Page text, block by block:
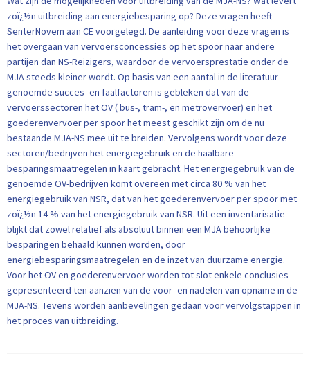
zoï¿½n uitbreiding aan energiebesparing op? Deze vragen heeft
SenterNovem aan CE voorgelegd. De aanleiding voor deze vragen is
het overgaan van vervoersconcessies op het spoor naar andere
partijen dan NS-Reizigers, waardoor de vervoersprestatie onder de
MJA steeds kleiner wordt. Op basis van een aantal in de literatuur
genoemde succes- en faalfactoren is gebleken dat van de
vervoerssectoren het OV ( bus-, tram-, en metrovervoer) en het
goederenvervoer per spoor het meest geschikt zijn om de nu
bestaande MJA-NS mee uit te breiden. Vervolgens wordt voor deze
sectoren/bedrijven het energiegebruik en de haalbare
besparingsmaatregelen in kaart gebracht. Het energiegebruik van de
genoemde OV-bedrijven komt overeen met circa 80 % van het
energiegebruik van NSR, dat van het goederenvervoer per spoor met
zoï¿½n 14 % van het energiegebruik van NSR. Uit een inventarisatie
blijkt dat zowel relatief als absoluut binnen een MJA behoorlijke
besparingen behaald kunnen worden, door
energiebesparingsmaatregelen en de inzet van duurzame energie.
Voor het OV en goederenvervoer worden tot slot enkele conclusies
gepresenteerd ten aanzien van de voor- en nadelen van opname in de
MJA-NS. Tevens worden aanbevelingen gedaan voor vervolgstappen in
het proces van uitbreiding.